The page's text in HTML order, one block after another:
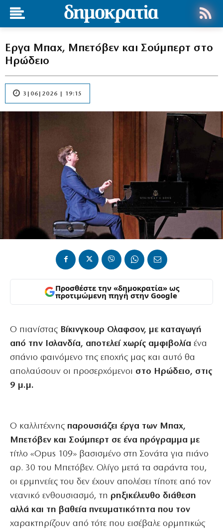
Εργα Μπαχ, Μπετόβεν και Σούμπερτ στο
Ηρώδειο
3|06|2026 | 19:15
Προσθέστε την «δημοκρατία» ως
προτιμώμενη πηγή στην Google
Ο πιανίσταςΒίκινγκουρ Ολαφσον, με καταγωγή
από την Ισλανδία, αποτελεί χωρίς αμφιβολία ένα
σπάνιο φαινόμενο της εποχής μας και αυτό θα
απολαύσουν οι προσερχόμενοι στο Ηρώδειο, στις
9 μ.μ.
Ο καλλιτέχνηςπαρουσιάζει έργα των Μπαχ,
Μπετόβεν και Σούμπερτ σε ένα πρόγραμμα με
τίτλο «Opus 109» βασισμένο στη Σονάτα για πιάνο
αρ. 30 του Μπετόβεν. Ολίγο μετά τα σαράντα του,
οι ερμηνείες του δεν έχουν απολέσει τίποτε από τον
νεανικό ενθουσιασμό, τη ρηξικέλευθο διάθεση
αλλά και τη βαθεία πνευματικότητα που τον
χαρακτηρίζουν από τότε που εισέβαλε ορμητικώς